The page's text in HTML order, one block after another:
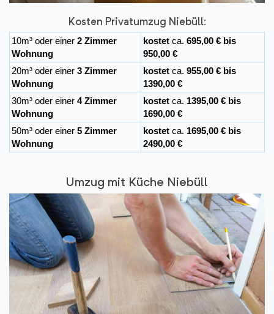
Kosten Privatumzug Niebüll:
10m³ oder einer 2 Zimmer
Wohnung
kostet ca. 695,00 € bis
950,00 €
20m³ oder einer 3 Zimmer
Wohnung
kostet ca. 955,00 € bis
1390,00 €
30m³ oder einer 4 Zimmer
Wohnung
kostet ca. 1395,00 € bis
1690,00 €
50m³ oder einer 5 Zimmer
Wohnung
kostet ca. 1695,00 € bis
2490,00 €
Umzug mit Küche Niebüll